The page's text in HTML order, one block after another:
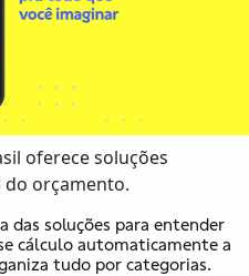
oferece soluções
do orçamento.
das soluções para entender
cálculo automaticamente a
tudo por categorias.